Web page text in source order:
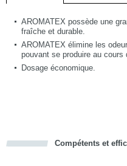
AROMATEX possède une
fraîche et durable.
AROMATEX élimine les
pouvant se produire au
Dosage économique.
Compétents et